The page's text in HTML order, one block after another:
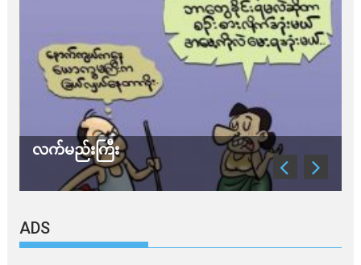
လက်မည်းကြီး
ADS